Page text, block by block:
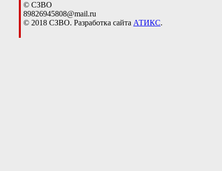
© СЗВО
89826945808@mail.ru
© 2018 СЗВО. Разработка сайта АТИКС.